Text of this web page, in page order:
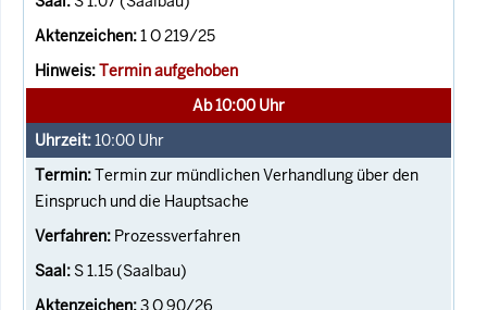
1 O 219/25
Termin aufgehoben
Ab 10:00 Uhr
10:00 Uhr
Termin zur mündlichen Verhandlung über den
Einspruch und die Hauptsache
Prozessverfahren
S 1.15 (Saalbau)
3 O 90/26